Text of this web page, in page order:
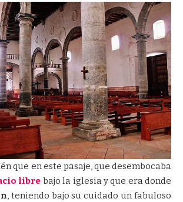
que en este pasaje, que desembocaba
libre bajo la iglesia y que era donde
, teniendo bajo su cuidado un fabuloso